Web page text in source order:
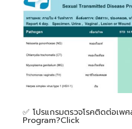
✅️ โปรแกรมตรวจโรคติดต่อเพ
Program?Click